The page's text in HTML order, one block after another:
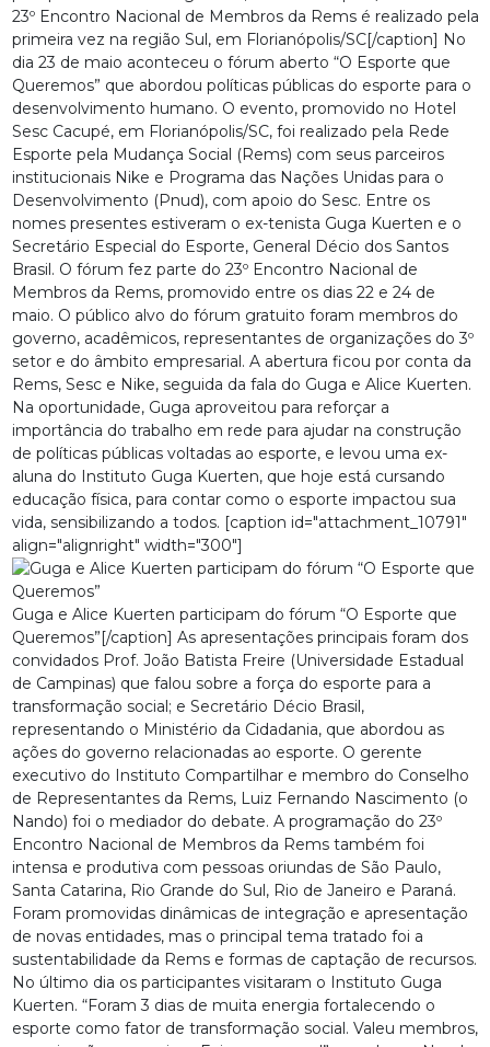
23º Encontro Nacional de Membros da Rems é realizado pela
primeira vez na região Sul, em Florianópolis/SC[/caption] No
dia 23 de maio aconteceu o fórum aberto “O Esporte que
Queremos” que abordou políticas públicas do esporte para o
desenvolvimento humano. O evento, promovido no Hotel
Sesc Cacupé, em Florianópolis/SC, foi realizado pela Rede
Esporte pela Mudança Social (Rems) com seus parceiros
institucionais Nike e Programa das Nações Unidas para o
Desenvolvimento (Pnud), com apoio do Sesc. Entre os
nomes presentes estiveram o ex-tenista Guga Kuerten e o
Secretário Especial do Esporte, General Décio dos Santos
Brasil. O fórum fez parte do 23º Encontro Nacional de
Membros da Rems, promovido entre os dias 22 e 24 de
maio. O público alvo do fórum gratuito foram membros do
governo, acadêmicos, representantes de organizações do 3º
setor e do âmbito empresarial. A abertura ficou por conta da
Rems, Sesc e Nike, seguida da fala do Guga e Alice Kuerten.
Na oportunidade, Guga aproveitou para reforçar a
importância do trabalho em rede para ajudar na construção
de políticas públicas voltadas ao esporte, e levou uma ex-
aluna do Instituto Guga Kuerten, que hoje está cursando
educação física, para contar como o esporte impactou sua
vida, sensibilizando a todos. [caption id="attachment_10791"
align="alignright" width="300"]
Guga e Alice Kuerten participam do fórum “O Esporte que
Queremos”[/caption] As apresentações principais foram dos
convidados Prof. João Batista Freire (Universidade Estadual
de Campinas) que falou sobre a força do esporte para a
transformação social; e Secretário Décio Brasil,
representando o Ministério da Cidadania, que abordou as
ações do governo relacionadas ao esporte. O gerente
executivo do Instituto Compartilhar e membro do Conselho
de Representantes da Rems, Luiz Fernando Nascimento (o
Nando) foi o mediador do debate. A programação do 23º
Encontro Nacional de Membros da Rems também foi
intensa e produtiva com pessoas oriundas de São Paulo,
Santa Catarina, Rio Grande do Sul, Rio de Janeiro e Paraná.
Foram promovidas dinâmicas de integração e apresentação
de novas entidades, mas o principal tema tratado foi a
sustentabilidade da Rems e formas de captação de recursos.
No último dia os participantes visitaram o Instituto Guga
Kuerten. “Foram 3 dias de muita energia fortalecendo o
esporte como fator de transformação social. Valeu membros,